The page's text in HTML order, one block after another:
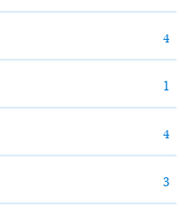
4
1
4
3